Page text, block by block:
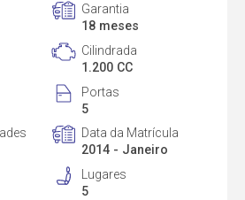
Garantia
18 meses
Cilindrada
1.200 CC
Portas
5
Data da Matrícula
2014 - Janeiro
Lugares
5